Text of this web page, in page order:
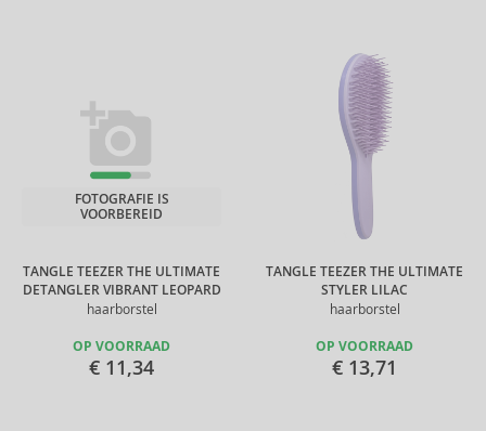
TANGLE TEEZER THE ULTIMATE
DETANGLER VIBRANT LEOPARD
haarborstel
FOTOGRAFIE IS
VOORBEREID
OP VOORRAAD
€ 11,34
TANGLE TEEZER THE ULTIMATE
STYLER LILAC
haarborstel
OP VOORRAAD
€ 13,71